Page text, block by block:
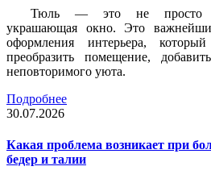
Тюль — это не просто
украшающая окно. Это
оформления интерьера,
преобразить помещение,
неповторимого уюта.
Подробнее
30.07.2026
Какая проблема возникает при
бедер и талии